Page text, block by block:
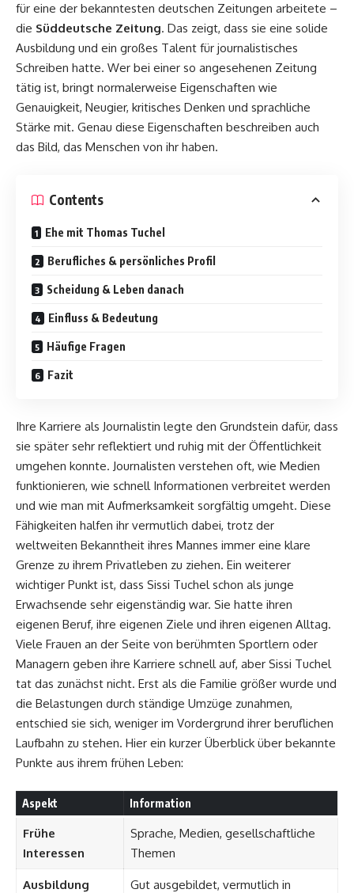
für eine der bekanntesten deutschen Zeitungen arbeitete –
die Süddeutsche Zeitung. Das zeigt, dass sie eine solide
Ausbildung und ein großes Talent für journalistisches
Schreiben hatte. Wer bei einer so angesehenen Zeitung
tätig ist, bringt normalerweise Eigenschaften wie
Genauigkeit, Neugier, kritisches Denken und sprachliche
Stärke mit. Genau diese Eigenschaften beschreiben auch
das Bild, das Menschen von ihr haben.
Contents
Ehe mit Thomas Tuchel
Berufliches & persönliches Profil
Scheidung & Leben danach
Einfluss & Bedeutung
Häufige Fragen
Fazit
Ihre Karriere als Journalistin legte den Grundstein dafür, dass
sie später sehr reflektiert und ruhig mit der Öffentlichkeit
umgehen konnte. Journalisten verstehen oft, wie Medien
funktionieren, wie schnell Informationen verbreitet werden
und wie man mit Aufmerksamkeit sorgfältig umgeht. Diese
Fähigkeiten halfen ihr vermutlich dabei, trotz der
weltweiten Bekanntheit ihres Mannes immer eine klare
Grenze zu ihrem Privatleben zu ziehen. Ein weiterer
wichtiger Punkt ist, dass Sissi Tuchel schon als junge
Erwachsende sehr eigenständig war. Sie hatte ihren
eigenen Beruf, ihre eigenen Ziele und ihren eigenen Alltag.
Viele Frauen an der Seite von berühmten Sportlern oder
Managern geben ihre Karriere schnell auf, aber Sissi Tuchel
tat das zunächst nicht. Erst als die Familie größer wurde und
die Belastungen durch ständige Umzüge zunahmen,
entschied sie sich, weniger im Vordergrund ihrer beruflichen
Laufbahn zu stehen. Hier ein kurzer Überblick über bekannte
Punkte aus ihrem frühen Leben:
Aspekt Information
Frühe
Interessen
Sprache, Medien, gesellschaftliche
Themen
Ausbildung
Gut ausgebildet, vermutlich in